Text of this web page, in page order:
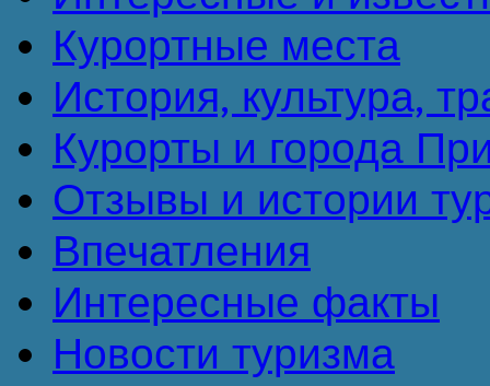
Курортные места
История, культура,
Курорты и города
Отзывы и истории
Впечатления
Интересные факты
Новости туризма